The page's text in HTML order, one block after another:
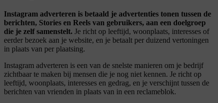
Instagram adverteren is betaald je advertenties tonen tussen de
berichten, Stories en Reels van gebruikers, aan een doelgroep
die je zelf samenstelt. Je richt op leeftijd, woonplaats, interesses of
eerder bezoek aan je website, en je betaalt per duizend vertoningen
in plaats van per plaatsing.
Instagram adverteren is een van de snelste manieren om je bedrijf
zichtbaar te maken bij mensen die je nog niet kennen. Je richt op
leeftijd, woonplaats, interesses en gedrag, en je verschijnt tussen de
berichten van vrienden in plaats van in een reclameblok.